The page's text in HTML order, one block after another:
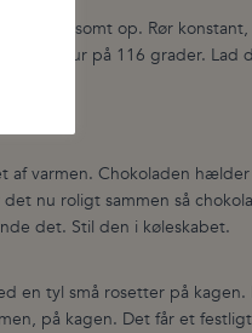
langsomt op. Rør
på 116 grader. Lad
varmen. Chokoladen
nu roligt sammen så
det. Stil den i køleskabet.
en tyl små rosetter på
på kagen. Det får et